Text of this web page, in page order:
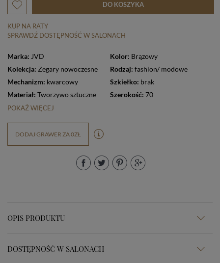
DO KOSZYKA
KUP NA RATY
SPRAWDŹ DOSTĘPNOŚĆ W SALONACH
Marka: JVD Kolor: Brązowy
Kolekcja: Zegary nowoczesne Rodzaj: fashion/ modowe
Mechanizm: kwarcowy Szkiełko: brak
Materiał: Tworzywo sztuczne Szerokość: 70
POKAŻ WIĘCEJ
DODAJ GRAWER ZA 0ZŁ
OPIS PRODUKTU
DOSTĘPNOŚĆ W SALONACH